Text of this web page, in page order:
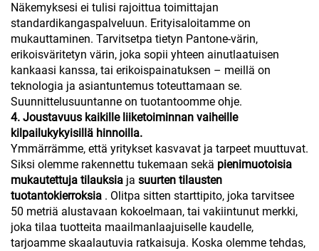
Näkemyksesi ei tulisi rajoittua toimittajan
standardikangaspalveluun. Erityisaloitamme on
mukauttaminen. Tarvitsetpa tietyn Pantone-värin,
erikoisväritetyn värin, joka sopii yhteen ainutlaatuisen
kankaasi kanssa, tai erikoispainatuksen – meillä on
teknologia ja asiantuntemus toteuttamaan se.
Suunnittelusuuntanne on tuotantoomme ohje.
4. Joustavuus kaikille liiketoiminnan vaiheille
kilpailukykyisillä hinnoilla.
Ymmärrämme, että yritykset kasvavat ja tarpeet muuttuvat.
Siksi olemme rakennettu tukemaan sekä pienimuotoisia
mukautettuja tilauksia ja suurten tilausten
tuotantokierroksia . Olitpa sitten starttipito, joka tarvitsee
50 metriä alustavaan kokoelmaan, tai vakiintunut merkki,
joka tilaa tuotteita maailmanlaajuiselle kaudelle,
tarjoamme skaalautuvia ratkaisuja. Koska olemme tehdas,